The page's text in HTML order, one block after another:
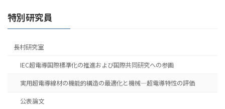
特別研究員
長村研究室
IEC超電導国際標準化の推進および国際共同研究への参画
実用超電導線材の機能的構造の最適化と機械―超電導特性の評価
公表論文